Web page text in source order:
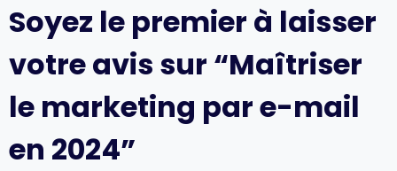
Soyez le premier à laisser
votre avis sur “Maîtriser
le marketing par e-mail
en 2024”